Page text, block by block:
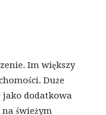
Im większy
Duże
jako dodatkowa
na świeżym